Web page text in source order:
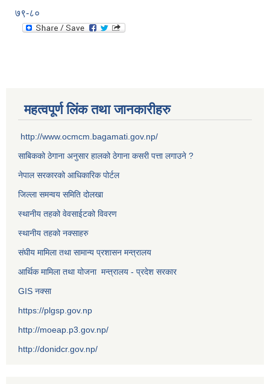
७९-८०
महत्वपूर्ण लिंक तथा जानकारीहरु
http://www.ocmcm.bagamati.gov.np/
साबिकको ठेगाना अनुसार हालको ठेगाना कसरी पत्ता लगाउने ?
नेपाल सरकारको आधिकारिक पोर्टल
जिल्ला समन्वय समिति दोलखा
स्थानीय तहको वेवसाईटको विवरण
स्थानीय तहको नक्साहरु
संघीय मामिला तथा सामान्य प्रशासन मन्त्रालय
आर्थिक मामिला तथा योजना मन्त्रालय - प्रदेश सरकार
GIS नक्सा
https://plgsp.gov.np
http://moeap.p3.gov.np/
http://donidcr.gov.np/